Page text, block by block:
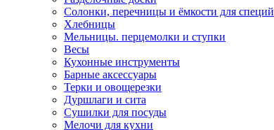
Солонки, перечницы и ёмкости для специй
Хлебницы
Мельницы. перцемолки и ступки
Весы
Кухонные инструменты
Барные аксессуары
Терки и овощерезки
Дуршлаги и сита
Сушилки для посуды
Мелочи для кухни